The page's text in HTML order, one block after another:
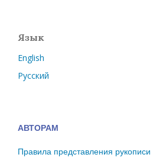
Язык
English
Русский
АВТОРАМ
Правила представления рукописи